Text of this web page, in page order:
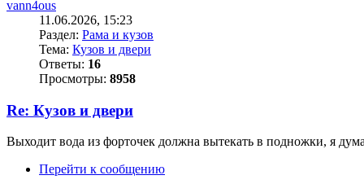
vann4ous
11.06.2026, 15:23
Раздел: Рама и кузов
Тема: Кузов и двери
Ответы: 16
Просмотры: 8958
Re: Кузов и двери
Выходит вода из форточек должна вытекать в подножки, я
Перейти к сообщению